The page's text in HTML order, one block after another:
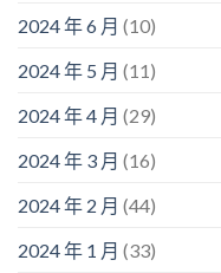
2024 年 6 月 (10)
2024 年 5 月 (11)
2024 年 4 月 (29)
2024 年 3 月 (16)
2024 年 2 月 (44)
2024 年 1 月 (33)